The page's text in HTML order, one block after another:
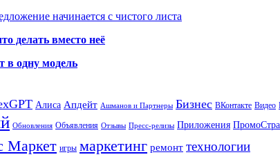
начинается с чистого листа
делать вместо неё
в одну модель
Алиса Апдейт Ашманов и Партнеры Бизнес ВКонтакте Видео
Обновления Объявления Отзывы Пресс-релизы Приложения
Маркет игры маркетинг ремонт технологии